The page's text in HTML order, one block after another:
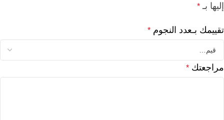
إليها بـ *
تقييمك بـعدد النجوم *
مراجعتك *